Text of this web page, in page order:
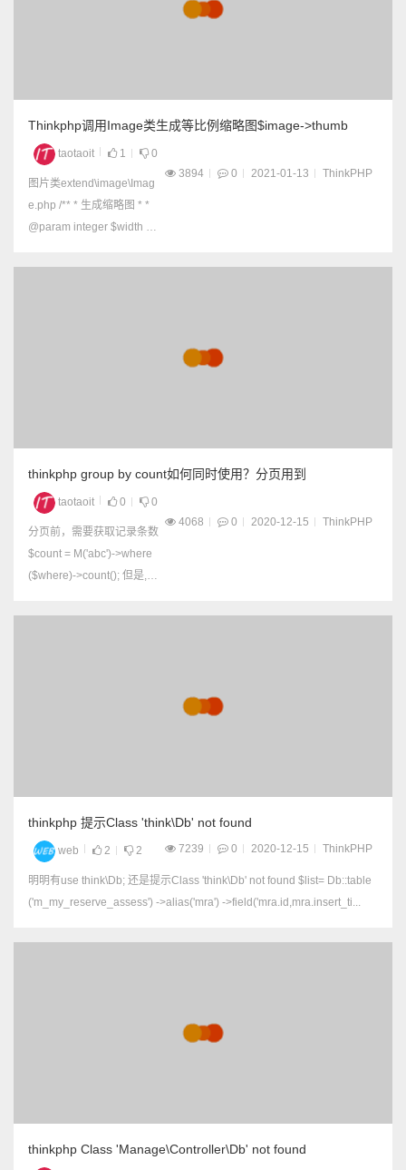
Thinkphp调用Image类生成等比例缩略图$image->thumb
taotaoit 1
0
3894
0 2021-01-13 ThinkPHP
图片类extend\image\Imag
e.php /** * 生成缩略图 * *
@param integer $width 缩
teger $height 缩略图最大
thinkphp group by count如何同时使用？分页用到
taotaoit 0
0
4068
0 2020-12-15 ThinkPHP
分页前，需要获取记录条数
$count = M('abc')->where
($where)->count(); 但是,
OUP BY的话 $count = M('v
thinkphp 提示Class 'think\Db' not found
web 2 2 7239 0 2020-12-15 ThinkPHP
明明有use think\Db; 还是提示Class 'think\Db' not found $list= Db::table
('m_my_reserve_assess') ->alias('mra') ->field('mra.id,mra.insert_ti...
thinkphp Class 'Manage\Controller\Db' not found